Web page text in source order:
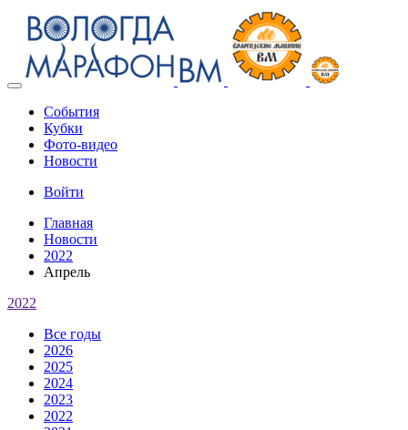
Toggle
navigationСобытия
Кубки
Фото-видео
Новости
Войти
Главная
Новости
2022
Апрель
2022
Все годы
2026
2025
2024
2023
2022